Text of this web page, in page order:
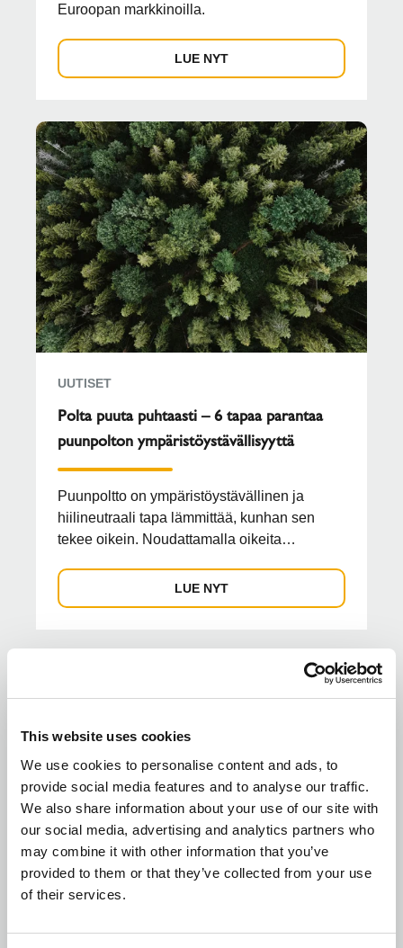
This website uses cookies
We use cookies to personalise content and ads, to
provide social media features and to analyse our traffic.
We also share information about your use of our site with
our social media, advertising and analytics partners who
may combine it with other information that you’ve
provided to them or that they’ve collected from your use
of their services.
Euroopan markkinoilla.
LUE NYT
UUTISET
Polta puuta puhtaasti – 6 tapaa parantaa
puunpolton ympäristöystävällisyyttä
Puunpoltto on ympäristöystävällinen ja
hiilineutraali tapa lämmittää, kunhan sen
tekee oikein. Noudattamalla oikeita
LUE NYT